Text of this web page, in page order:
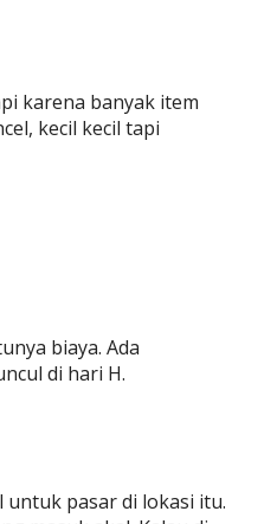
karena banyak item
kecil kecil tapi
biaya. Ada
di hari H.
untuk pasar di lokasi itu.